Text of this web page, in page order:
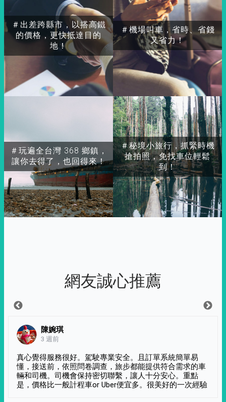
＃出差跨縣市，以搭高鐵
的價格，更快抵達目的
地！
＃玩遍全台灣 368 鄉鎮，
讓你去得了，也回得來！
＃秘境小旅行，抓緊時機
搶拍照，免找車位輕鬆
到！
＃機場叫車，省時、省錢
又省力！
網友誠心推薦
陳婉琪
3 週前
真心覺得服務很好。駕駛專業安全。且訂單系統簡單易
懂，接送前，依照問卷調查，旅步都能提供符合需求的車
輛和司機。司機會保持密切聯繫，讓人十分安心。重點
是，價格比一般計程車or Uber便宜多。很美好的一次經驗